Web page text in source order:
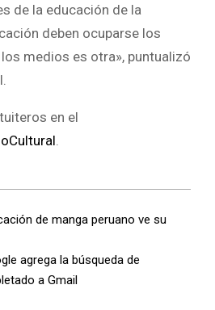
de la educación de la
deben ocuparse los
medios es otra», puntualizó
en el
de manga peruano ve su
agrega la búsqueda de
a Gmail